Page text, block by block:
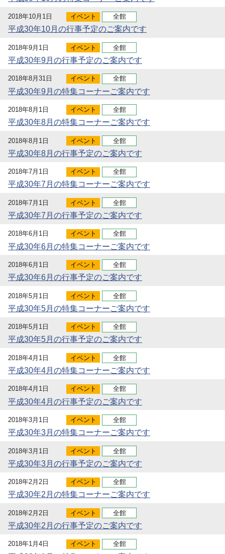
2018年10月1日 イベント 全館
平成30年10月の行事予定のご案内です
2018年9月1日 イベント 全館
平成30年9月の行事予定のご案内です
2018年8月31日 イベント 全館
平成30年9月の特集コーナーご案内です
2018年8月1日 イベント 全館
平成30年8月の特集コーナーご案内です
2018年8月1日 イベント 全館
平成30年8月の行事予定のご案内です
2018年7月1日 イベント 全館
平成30年7月の特集コーナーご案内です
2018年7月1日 イベント 全館
平成30年7月の行事予定のご案内です
2018年6月1日 イベント 全館
平成30年6月の特集コーナーご案内です
2018年6月1日 イベント 全館
平成30年6月の行事予定のご案内です
2018年5月1日 イベント 全館
平成30年5月の特集コーナーご案内です
2018年5月1日 イベント 全館
平成30年5月の行事予定のご案内です
2018年4月1日 イベント 全館
平成30年4月の特集コーナーご案内です
2018年4月1日 イベント 全館
平成30年4月の行事予定のご案内です
2018年3月1日 イベント 全館
平成30年3月の特集コーナーご案内です
2018年3月1日 イベント 全館
平成30年3月の行事予定のご案内です
2018年2月2日 イベント 全館
平成30年2月の特集コーナーご案内です
2018年2月2日 イベント 全館
平成30年2月の行事予定のご案内です
2018年1月4日 イベント 全館